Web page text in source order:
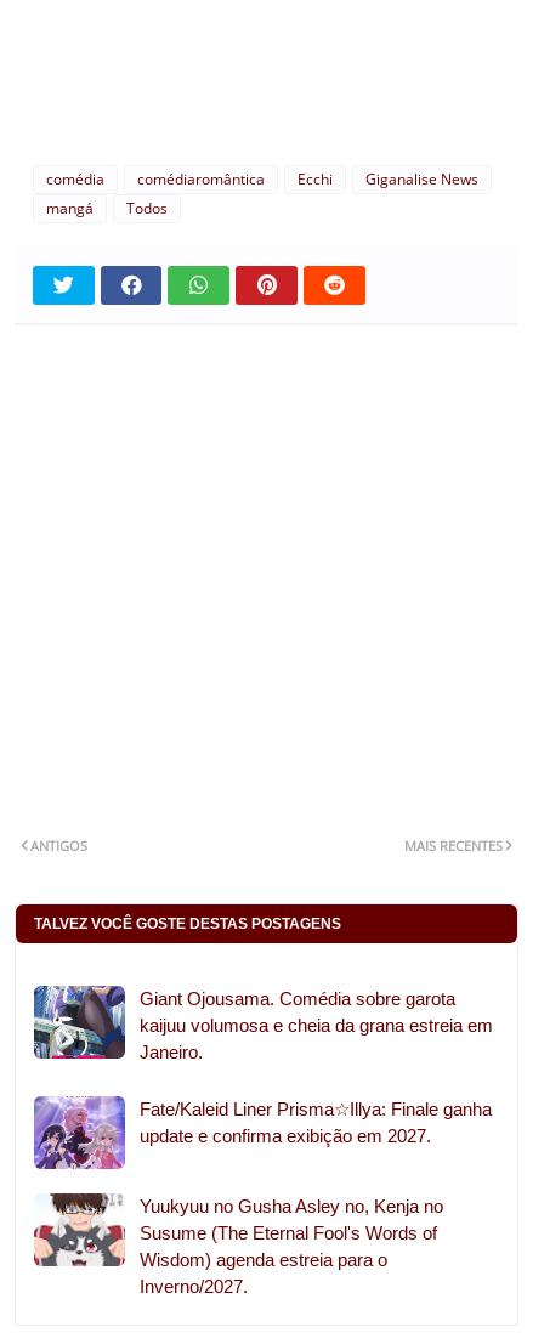
comédia comédiaromântica Ecchi
Giganalise News
mangá
Todos
MAIS RECENTES
ANTIGOS
TALVEZ VOCÊ GOSTE DESTAS POSTAGENS
Giant Ojousama. Comédia sobre garota
kaijuu volumosa e cheia da grana estreia em
Janeiro.
Fate/Kaleid Liner Prisma☆Illya: Finale ganha
update e confirma exibição em 2027.
Yuukyuu no Gusha Asley no, Kenja no
Susume (The Eternal Fool's Words of
Wisdom) agenda estreia para o
Inverno/2027.